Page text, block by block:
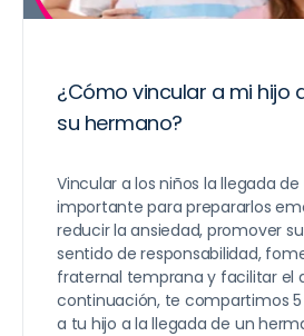
¿Cómo vincular a mi hijo
su hermano?
Vincular a los niños la llegada
importante para prepararlos
reducir la ansiedad, promover
sentido de responsabilidad,
fraternal temprana y facilitar el
continuación, te compartimos
a tu hijo a la llegada de un